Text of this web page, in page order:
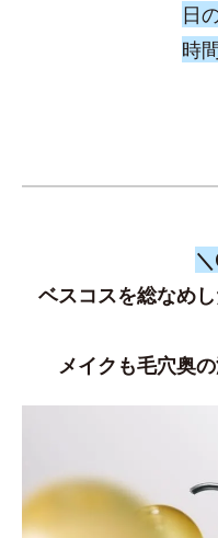
日
時
ベスコスを総なめ
メイクも毛穴奥